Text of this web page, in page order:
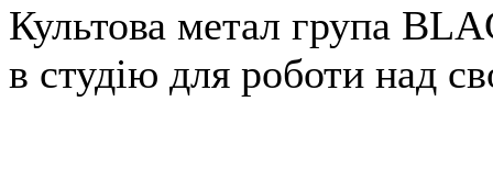
Культова метал група
в студію для роботи над